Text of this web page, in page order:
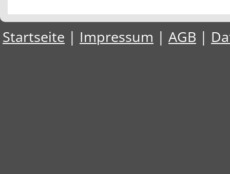
Startseite | Impressum | AGB |